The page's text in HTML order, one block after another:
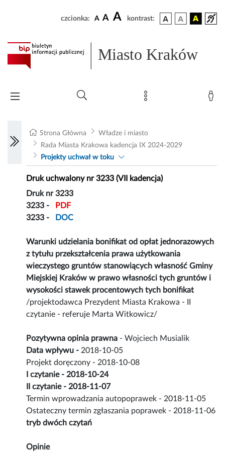
czcionka: A A A kontrast:
Miasto Kraków
Strona Główna
Władze i miasto
Rada Miasta Krakowa kadencja IX 2024-2029
Projekty uchwał w toku
Druk uchwalony nr 3233 (VII kadencja)
Druk nr 3233
3233 -
PDF
3233 -
DOC
Warunki udzielania bonifikat od opłat jednorazowych
z tytułu przekształcenia prawa użytkowania
wieczystego gruntów stanowiących własność Gminy
Miejskiej Kraków w prawo własności tych gruntów i
wysokości stawek procentowych tych bonifikat
/projektodawca Prezydent Miasta Krakowa - II
czytanie - referuje Marta Witkowicz/
Pozytywna opinia prawna - Wojciech Musialik
Data wpływu - 2018-10-05
Projekt doręczony - 2018-10-08
I czytanie - 2018-10-24
II czytanie - 2018-11-07
Termin wprowadzania autopoprawek - 2018-11-05
Ostateczny termin zgłaszania poprawek - 2018-11-06
tryb dwóch czytań
Opinie